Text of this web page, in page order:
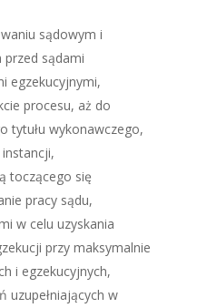
sądowym i
przed sądami
egzekucyjnymi,
procesu, aż do
tytułu wykonawczego,
toczącego się
pracy sądu,
w celu uzyskania
przy maksymalnie
i egzekucyjnych,
uzupełniających w